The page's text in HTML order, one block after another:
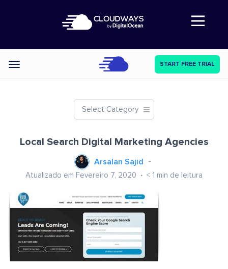
Abre a navegação
Categories START FREE TRIAL
Select Category
Local Search Digital Marketing Agencies
Arsalan Sajid
Atualizado em Fevereiro 7, 2020 < 1 min de leitura